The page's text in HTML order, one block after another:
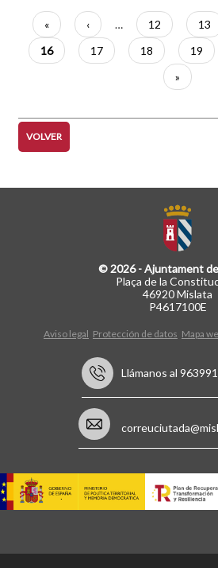
Paginación
Primera
página
«
Página
anterior
‹ … Página
12 13
Página
actual
16 Página
17 Página
18 Página
19
Última
página
»
VOLVER
© 2026 - Ajuntament
Plaça de la
46920 Mislata
P4617100E
Aviso legal Protección de datos Mapa
Llámanos al